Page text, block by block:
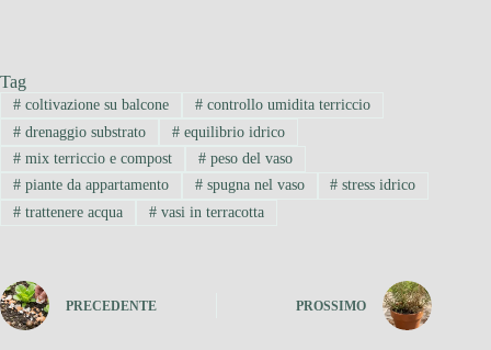
Tag
#coltivazione su balcone #controllo umidita terriccio
#drenaggio substrato #equilibrio idrico
#mix terriccio e compost #peso del vaso
#piante da appartamento #spugna nel vaso # stress idrico
#trattenere acqua #vasi in terracotta
PRECEDENTE PROSSIMO